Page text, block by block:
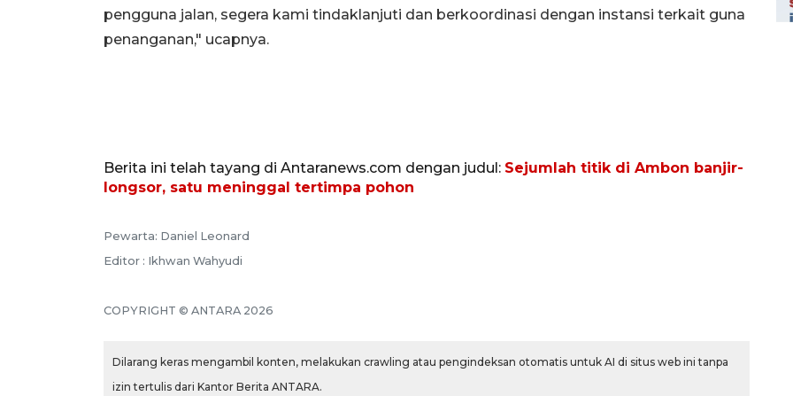
pengguna jalan, segera kami tindaklanjuti dan berkoordinasi dengan instansi terkait guna
penanganan," ucapnya.
Berita ini telah tayang di Antaranews.com dengan judul: Sejumlah titik di Ambon banjir-
longsor, satu meninggal tertimpa pohon
Pewarta: Daniel Leonard
Editor : Ikhwan Wahyudi
COPYRIGHT © ANTARA 2026
Dilarang keras mengambil konten, melakukan crawling atau pengindeksan otomatis untuk AI di situs web ini tanpa
izin tertulis dari Kantor Berita ANTARA.